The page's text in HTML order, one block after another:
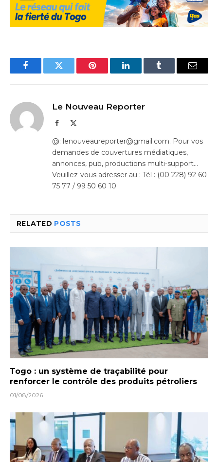
FacebookTwitter Pinterest LinkedInTumblr Email
Le Nouveau Reporter
Facebook
@: lenouveaureporter@gmail.com. Pour vos
demandes de couvertures médiatiques,
annonces, pub, productions multi-support…
Veuillez-vous adresser au : Tél : (00 228) 92 60
75 77 / 99 50 60 10
RELATED POSTS
Togo : un système de traçabilité pour
renforcer le contrôle des produits pétroliers
01/08/2026